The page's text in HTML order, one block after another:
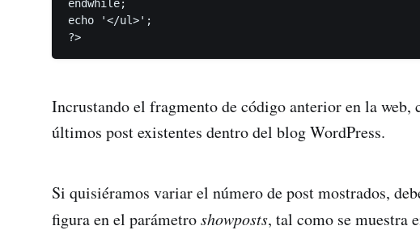
endwhile;
echo '</ul>';
?>
Incrustando el fragmento de código anterior en la web,
últimos post existentes dentro del blog WordPress.
Si quisiéramos variar el número de post mostrados,
figura en el parámetroshowposts, tal como se muestra